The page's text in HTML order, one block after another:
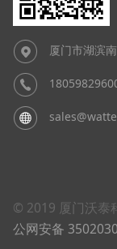
厦门市湖滨
© 2019 厦门沃泰
公网安备